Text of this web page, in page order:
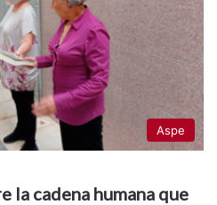
Aspe
la cadena humana que